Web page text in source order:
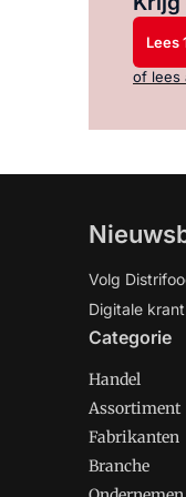
Lees
of lees
Volg
Digitale krant
Categorie
Handel
Assortiment
Fabrikanten
Branche